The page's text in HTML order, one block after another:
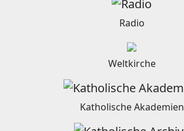
Radio
Weltkirche
Katholische Akademien